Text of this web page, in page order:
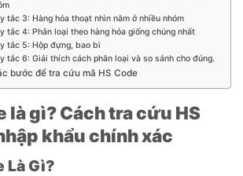
tắc 3: Hàng hóa thoạt nhìn nằm ở nhiều nhóm
tắc 4: Phân loại theo hàng hóa giống chúng nhất
tắc 5: Hộp đựng, bao bì
tắc 6: Giải thích cách phân loại và so sánh cho đúng.
bước để tra cứu mã HS Code
là gì? Cách tra cứu HS
khẩu chính xác
Là Gì?